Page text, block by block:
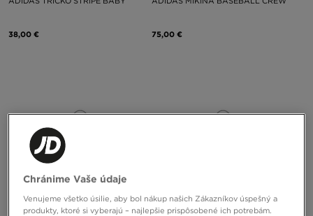
38,00 € 75,00 €
ONLY AT
Chránime Vaše údaje
Venujeme všetko úsilie, aby bol nákup našich Zákazníkov úspešný a
produkty, ktoré si vyberajú – najlepšie prispôsobené ich potrebám.